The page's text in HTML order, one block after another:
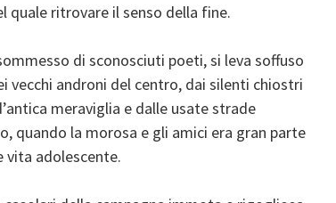
quale ritrovare il senso della fine.
di sconosciuti poeti, si leva soffuso
vecchi androni del centro, dai silenti chiostri
meraviglia e dalle usate strade
quando la morosa e gli amici era gran parte
vita adolescente.